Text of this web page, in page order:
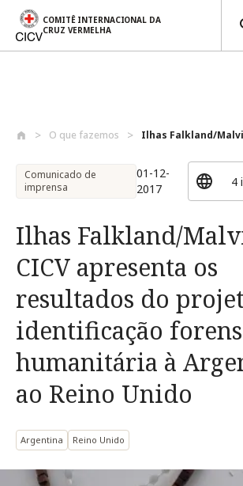
COMITÊ INTERNACIONAL DA
CRUZ VERMELHA
O que fazemos Ilhas Falkland/
Comunicado de
imprensa
01-12-
2017
Ilhas Falkland/
CICV apresenta os
resultados do
identificação
humanitária à
ao Reino Unido
Argentina Reino Unido